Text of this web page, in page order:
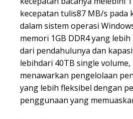
kecepatan tulis87 MB/s pada
dalam sistem operasi
memori 1GB DDR4 yang
dari pendahulunya dan
lebihdari 40TB single volume,
menawarkan pengelolaan
yang lebih fleksibel dengan
penggunaan yang